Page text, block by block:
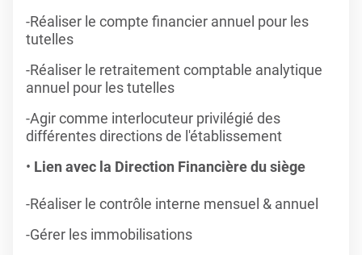
-Réaliser le compte financier annuel pour les
tutelles
-Réaliser le retraitement comptable analytique
annuel pour les tutelles
-Agir comme interlocuteur privilégié des
différentes directions de l'établissement
Lien avec la Direction Financière du siège
-Réaliser le contrôle interne mensuel & annuel
-Gérer les immobilisations